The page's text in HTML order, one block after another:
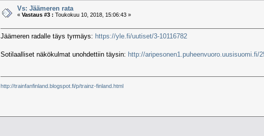
Vs: Jäämeren rata
« Vastaus #3 : Toukokuu 10, 2018, 15:06:43 »
Jäämeren radalle täys tyrmäys: https://yle.fi/uutiset/3-10116782
Sotilaalliset näkökulmat unohdettiin täysin: http://aripesonen1.puheenvuoro.uusisuomi.fi/
http://trainfanfinland.blogspot.fi/p/trainz-finland.html